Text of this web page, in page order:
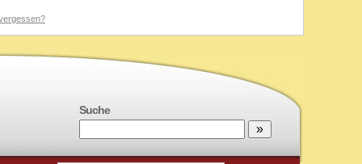
Suche